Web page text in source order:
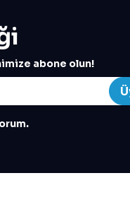
abone olun!